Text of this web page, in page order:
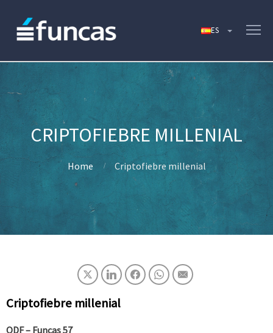
CRIPTOFIEBRE MILLENIAL
Home Criptofiebre millenial
Criptofiebre millenial
ODF – Funcas 57